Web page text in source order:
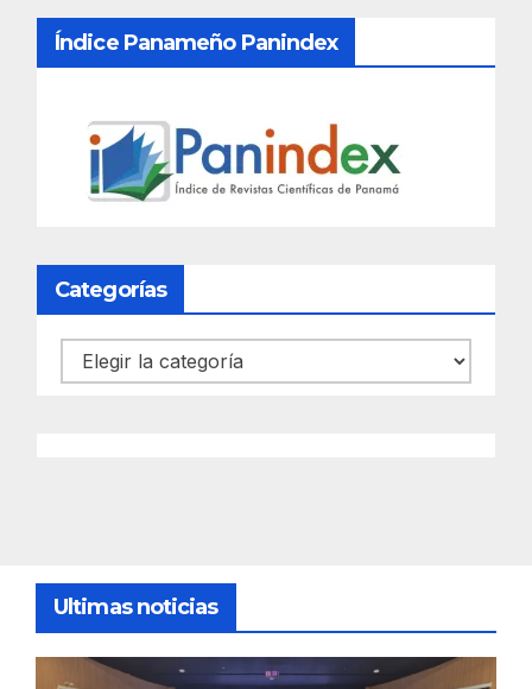
Índice Panameño Panindex
Categorías
Categorías
Ultimas noticias